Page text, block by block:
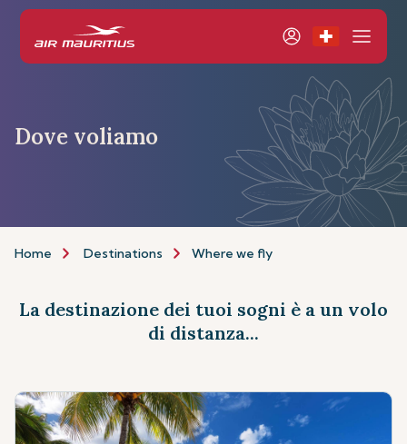
Dove voliamo
Home Destinations Where we fly
La destinazione dei tuoi sogni è a un volo
di distanza...